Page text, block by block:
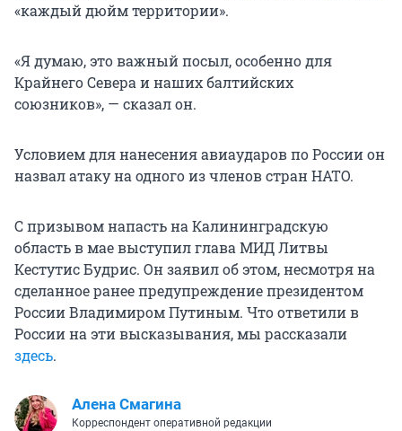
«каждый дюйм территории».
«Я думаю, это важный посыл, особенно для
Крайнего Севера и наших балтийских
союзников», — сказал он.
Условием для нанесения авиаударов по России он
назвал атаку на одного из членов стран НАТО.
С призывом напасть на Калининградскую
область в мае выступил глава МИД Литвы
Кестутис Будрис. Он заявил об этом, несмотря на
сделанное ранее предупреждение президентом
России Владимиром Путиным. Что ответили в
России на эти высказывания, мы рассказали
здесь.
Алена Смагина
Корреспондент оперативной редакции